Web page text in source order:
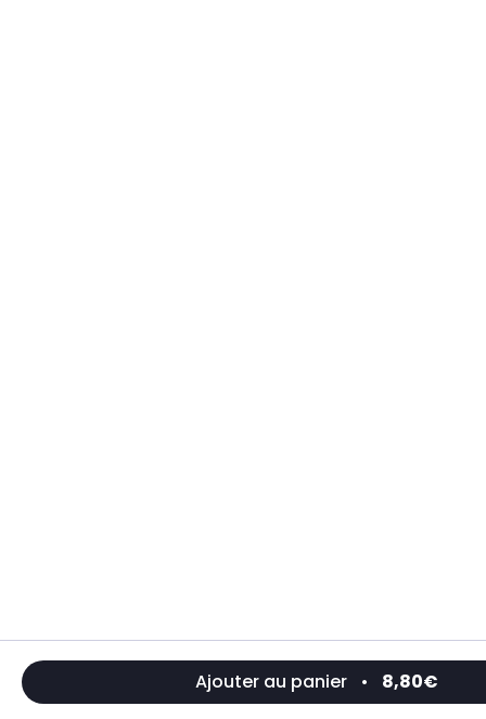
Ajouter au panier • 8,80€